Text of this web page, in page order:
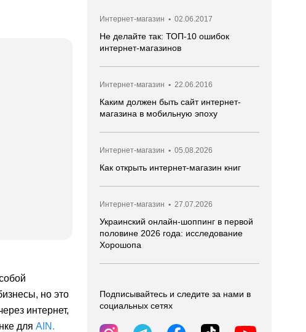
но это
интернет,
для AIN.
Интернет-магазин • 02.06.2017
Не делайте так: ТОП-10 ошибок
интернет-магазинов
Интернет-магазин • 22.06.2016
Каким должен быть сайт интернет-
магазина в мобильную эпоху
Интернет-магазин • 05.08.2026
Как открыть интернет-магазин книг
Интернет-магазин • 27.07.2026
Украинский онлайн-шоппинг в первой
половине 2026 года: исследование
Хорошопа
Подписывайтесь и следите за нами в
социальных сетях